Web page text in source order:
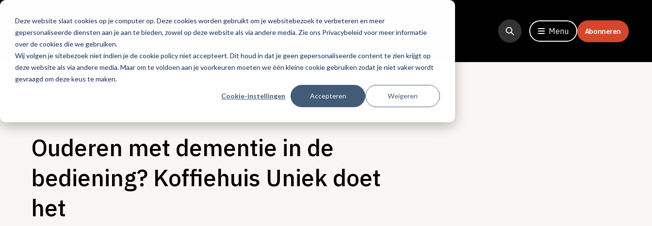
Deze website slaat cookies op je computer op. Deze cookies worden gebruikt om je websitebezoek te verbeteren en meer
gepersonaliseerde diensten aan je aan te bieden, zowel op deze website als via andere media. Zie ons Privacybeleid voor meer informatie
over de cookies die we gebruiken.
Wij volgen je sitebezoek niet indien je de cookie policy niet accepteert. Dit houd in dat je geen gepersonaliseerde content te zien krijgt op
deze website als via andere media. Maar om te voldoen aan je voorkeuren moeten we één kleine cookie gebruiken zodat je niet vaker wordt
gevraagd om deze keus te maken.
Cookie-instellingen Accepteren Weigeren
Hét platform voor
de horeca
Menu Abonneren
Ouderen met dementie in de
bediening? Koffiehuis Uniek doet
het